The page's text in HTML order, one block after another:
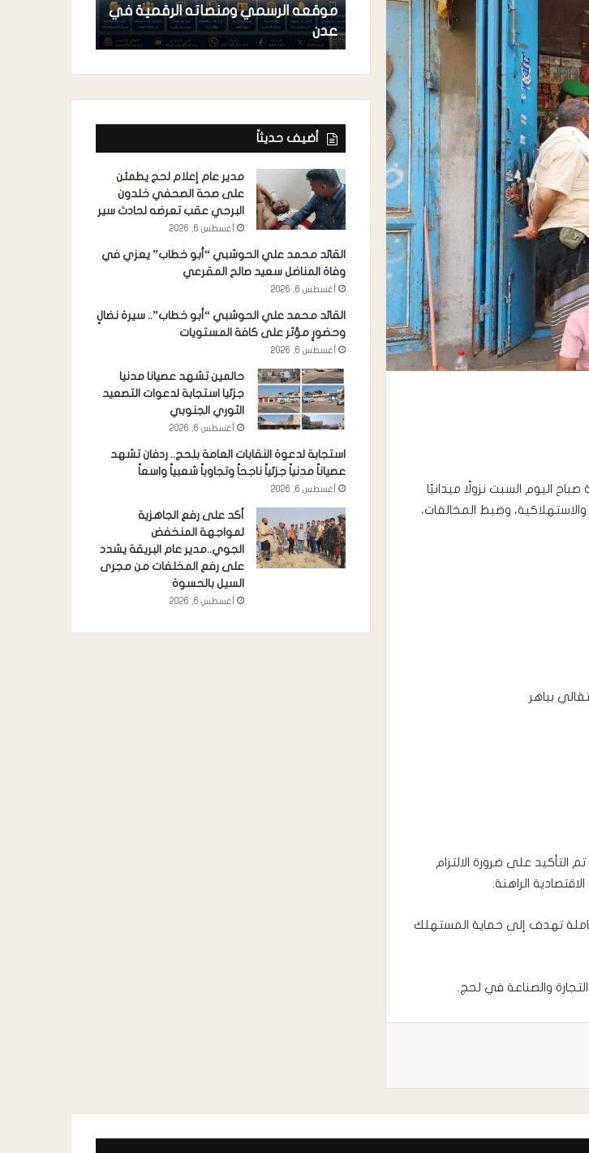
اليوم السبت نزولًا ميدانيًا
وضبط المخالفات،
بياهر
التأكيد على ضرورة الالتزام
الراهنة.
تهدف إلى حماية المستهلك
والصناعة في لحج.
نموذج إنساني في رعاية مرضى
الحروق والتجميل
موقعه الرسمي ومنصاته الرقمية في
عدن
أضيف حديثاً
مدير عام إعلام لحج يطمئن
على صحة الصحفي خلدون
البرحي عقب تعرضه لحادث سير
أغسطس 6, 2026
القائد محمد علي الحوشبي “أبو خطاب” يعزي في
وفاة المناضل سعيد صالح المقرعي
أغسطس 6, 2026
القائد محمد علي الحوشبي “أبو خطاب”.. سيرة نضالٍ
وحضورٍ مؤثر على كافة المستويات
أغسطس 6, 2026
حالمين تشهد عصيانا مدنيا
جزئيا استجابة لدعوات التصعيد
الثوري الجنوبي
أغسطس 6, 2026
استجابة لدعوة النقابات العامة بلحج.. ردفان تشهد
عصياناً مدنياً جزئياً ناجحاً وتجاوباً شعبياً واسعاً
أغسطس 6, 2026
أكد على رفع الجاهزية
لمواجهة المنخفض
الجوي..مدير عام البريقة يشدد
على رفع المخلفات من مجرى
السيل بالحسوة
أغسطس 6, 2026